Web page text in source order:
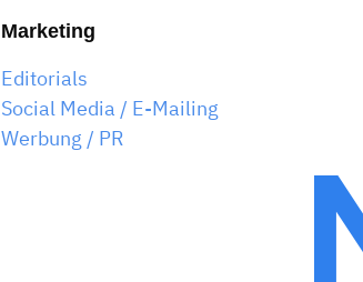
Marketing
Editorials
Social Media / E-Mailing
Werbung / PR